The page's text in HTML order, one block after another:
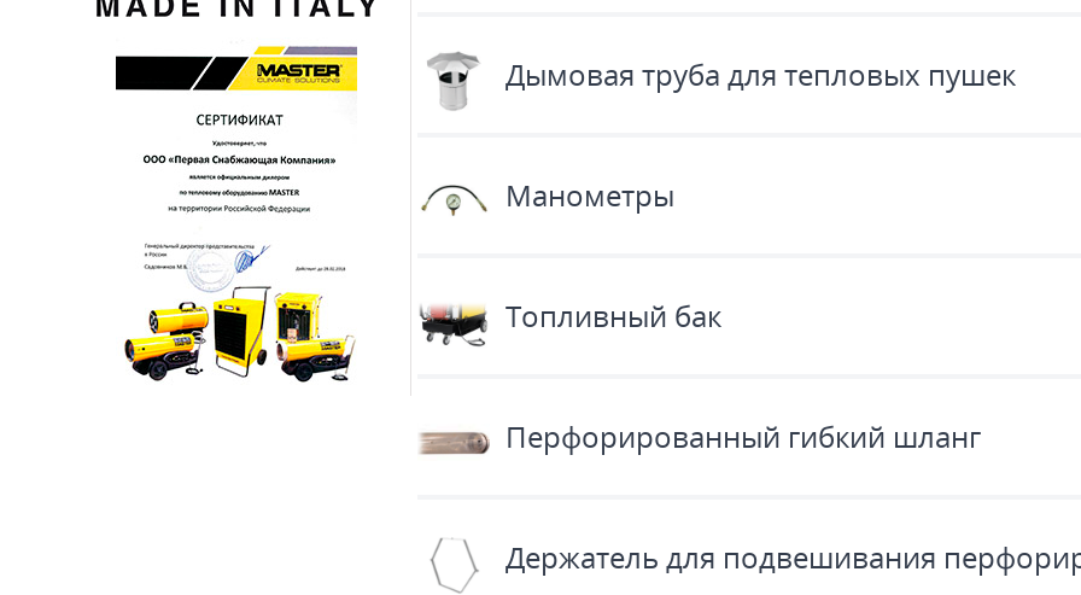
Дымовая труба для тепловых пушек
Манометры
Топливный бак
Перфорированный гибкий шланг
Держатель для подвешивания